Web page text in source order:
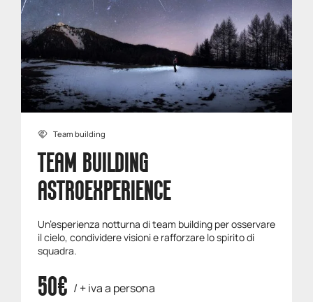
Team building
TEAM BUILDING
ASTROEXPERIENCE
Un’esperienza notturna di team building per osservare
il cielo, condividere visioni e rafforzare lo spirito di
squadra.
50€ / + iva a persona